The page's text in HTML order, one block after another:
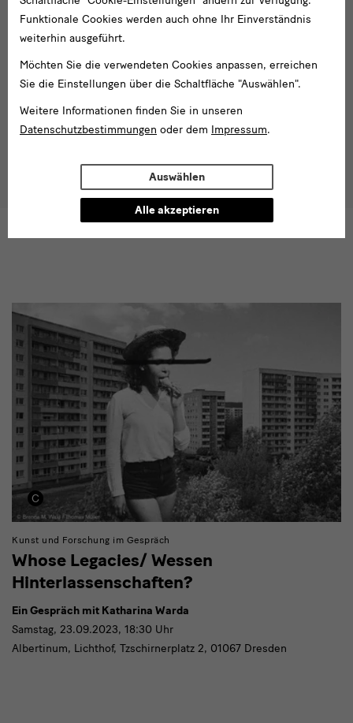
Filmvorführung der neu restaurierten Langfassung, 65 Minuten,
Hochschule für Film und Fernsehen der DDR, mit einer
Jaipur/Indien.
Der Film OYOYO ist Ausgangspunkt von „Bis zum Sonnenaufgang,“
Sequenz 1 der ReiheVerflochtene Internationalismen
Forschung im Albertinum.
Kunst und Forschung im Gespräch
Whose Legacies/ Wessen
Hinterlassenschaften?
Ein Gespräch mit Katharina Warda
Samstag, 23.09.2023, 18:30 Uhr
Albertinum, Lichthof, Tzschirnerplatz 2, 01067 Dresden
Funktionale Cookies werden auch ohne Ihr Einverständnis
weiterhin ausgeführt.
Möchten Sie die verwendeten Cookies anpassen, erreichen
Sie die Einstellungen über die Schaltfläche "Auswählen".
Weitere Informationen finden Sie in unseren
Datenschutzbestimmungen oder dem Impressum.
Auswählen
Alle akzeptieren